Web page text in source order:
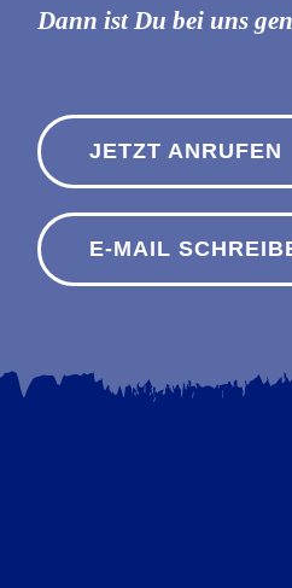
Dann ist Du bei uns
JETZT ANRUFEN
E-MAIL